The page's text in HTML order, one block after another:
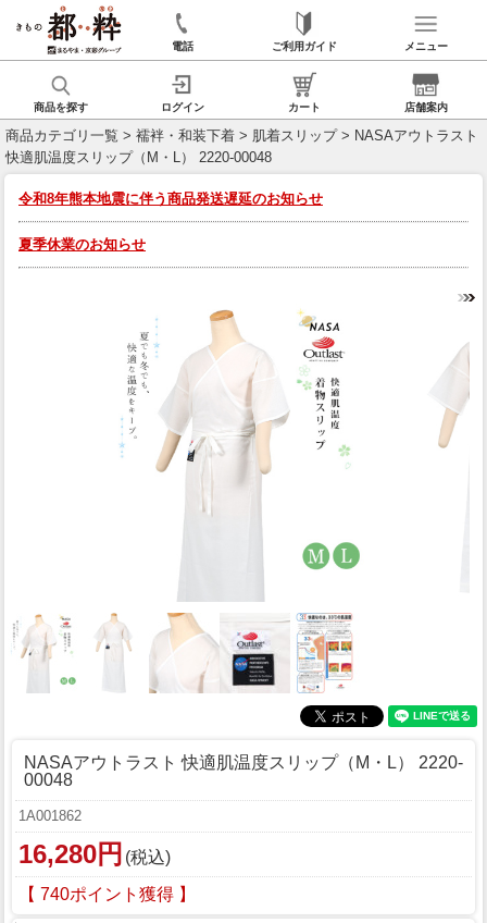
電話 ご利用ガイド メニュー
商品を探す ログイン カート 店舗案内
商品カテゴリ一覧 > 襦袢・和装下着 > 肌着スリップ> NASAアウトラスト
快適肌温度スリップ（M・L） 2220-00048
令和8年熊本地震に伴う商品発送遅延のお知らせ
夏季休業のお知らせ
NASAアウトラスト 快適肌温度スリップ（M・L） 2220-
00048
1A001862
16,280円 (税込)
【 740ポイント獲得 】